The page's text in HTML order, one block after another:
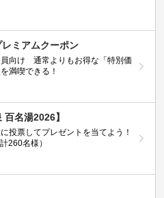
ミアムクーポン
員向け 通常よりもお得な「特別価
満喫できる！
百名湯2026】
投票してプレゼントを当てよう！
260名様）